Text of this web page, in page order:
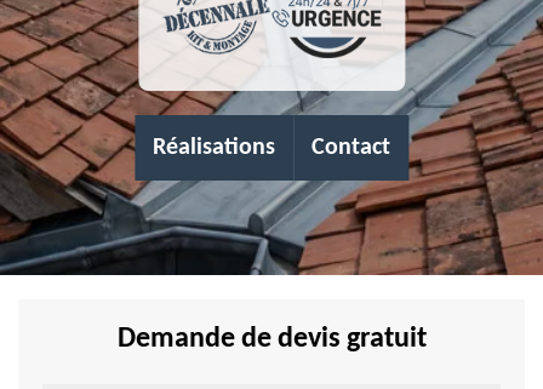
Réalisations Contact
Demande de devis gratuit